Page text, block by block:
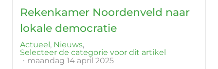
Rekenkamer Noordenveld naar
lokale democratie
Actueel Nieuws
Selecteer de categorie voor dit artikel
maandag 14 april 2025